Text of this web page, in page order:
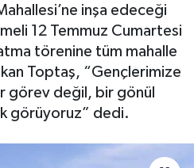
inşa edeceği
12 Temmuz Cumartesi
törenine tüm mahalle
Toptaş, “Gençlerimize
görev değil, bir gönül
görüyoruz” dedi.